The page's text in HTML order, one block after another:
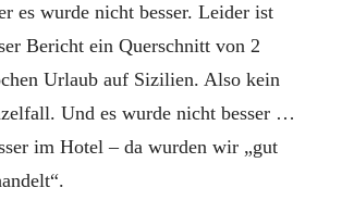
es wurde nicht besser. Leider ist
Bericht ein Querschnitt von 2
Urlaub auf Sizilien. Also kein
Und es wurde nicht besser …
im Hotel – da wurden wir „gut